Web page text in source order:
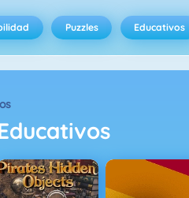
Puzzles Educativos